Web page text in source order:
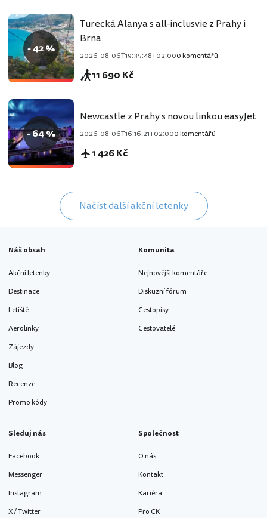
- 42 %
Turecká Alanya s all-inclusvie z Prahy i
Brna
2026-08-06T19:35:48+02:000 komentářů
11 690 Kč
- 64 %
Newcastle z Prahy s novou linkou easyJet
2026-08-06T16:16:21+02:000 komentářů
1 426 Kč
Načíst další akční letenky
Náš obsah
Akční letenky
Destinace
Letiště
Aerolinky
Zájezdy
Blog
Recenze
Promo kódy
Komunita
Nejnovější komentáře
Diskuzní fórum
Cestopisy
Cestovatelé
Sleduj nás
Facebook
Messenger
Instagram
X / Twitter
Společnost
O nás
Kontakt
Kariéra
Pro CK